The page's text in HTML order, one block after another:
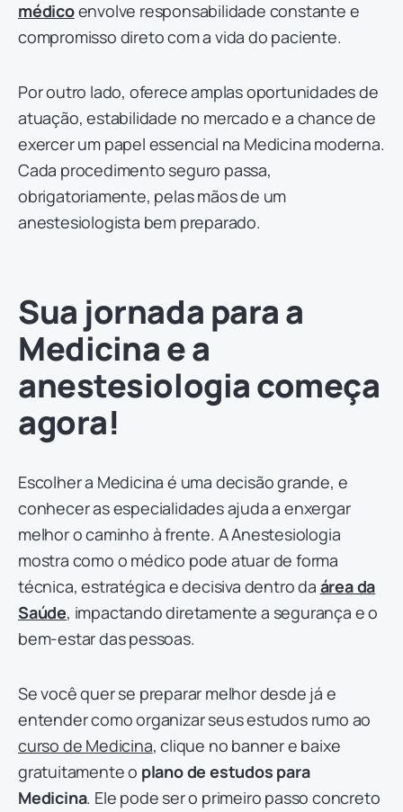
médicoenvolve responsabilidade constante e
compromisso direto com a vida do paciente.
Por outro lado, oferece amplas oportunidades de
atuação, estabilidade no mercado e a chance de
exercer um papel essencial na Medicina moderna.
Cada procedimento seguro passa,
obrigatoriamente, pelas mãos de um
anestesiologista bem preparado.
Sua jornada para a
Medicina e a
anestesiologia começa
agora!
Escolher a Medicina é uma decisão grande, e
conhecer as especialidades ajuda a enxergar
melhor o caminho à frente. A Anestesiologia
mostra como o médico pode atuar de forma
técnica, estratégica e decisiva dentro da área da
Saúde, impactando diretamente a segurança e o
bem-estar das pessoas.
Se você quer se preparar melhor desde já e
entender como organizar seus estudos rumo ao
curso de Medicina, clique no banner e baixe
gratuitamente o plano de estudos para
Medicina. Ele pode ser o primeiro passo concreto